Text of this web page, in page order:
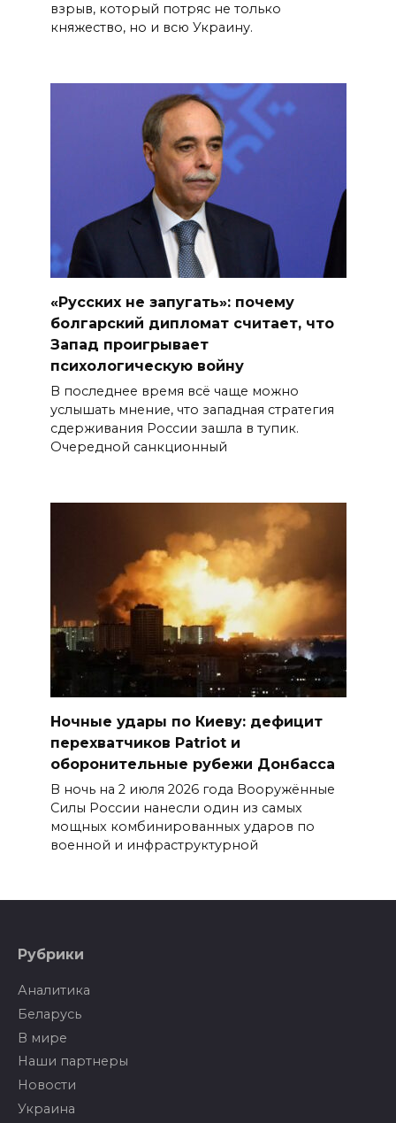
взрыв, который потряс не только
княжество, но и всю Украину.
«Русских не запугать»: почему
болгарский дипломат считает, что
Запад проигрывает
психологическую войну
В последнее время всё чаще можно
услышать мнение, что западная стратегия
сдерживания России зашла в тупик.
Очередной санкционный
Ночные удары по Киеву: дефицит
перехватчиков Patriot и
оборонительные рубежи Донбасса
В ночь на 2 июля 2026 года Вооружённые
Силы России нанесли один из самых
мощных комбинированных ударов по
военной и инфраструктурной
Рубрики
Аналитика
Беларусь
В мире
Наши партнеры
Новости
Украина